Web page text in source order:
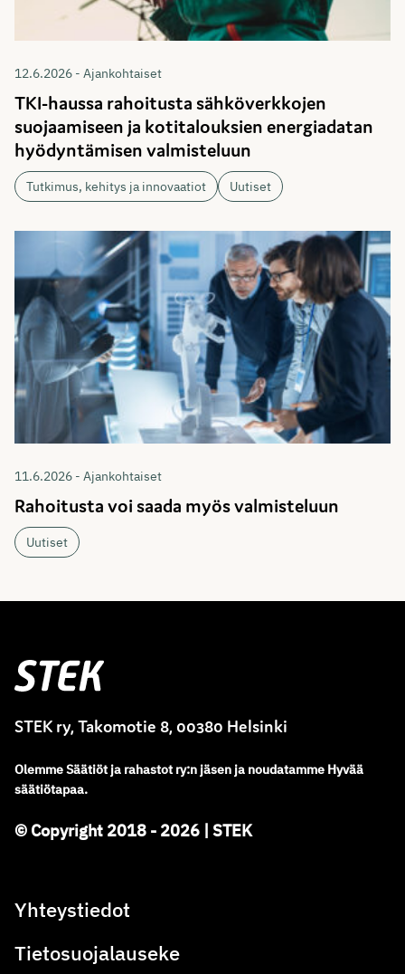
12.6.2026 - Ajankohtaiset
TKI-haussa rahoitusta sähköverkkojen
suojaamiseen ja kotitalouksien energiadatan
hyödyntämisen valmisteluun
Tutkimus, kehitys ja innovaatiot Uutiset
11.6.2026 - Ajankohtaiset
Rahoitusta voi saada myös valmisteluun
Uutiset
Stek
STEK ry, Takomotie 8, 00380 Helsinki
OlemmeSäätiöt ja rahastot ry:n jäsen ja noudatamme Hyvää
säätiötapaa.
© Copyright 2018 - 2026 | STEK
Yhteystiedot
Tietosuojalauseke